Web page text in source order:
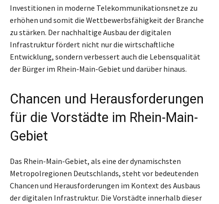
Investitionen in moderne Telekommunikationsnetze zu
erhöhen und somit die Wettbewerbsfähigkeit der Branche
zu stärken. Der nachhaltige Ausbau der digitalen
Infrastruktur fördert nicht nur die wirtschaftliche
Entwicklung, sondern verbessert auch die Lebensqualität
der Bürger im Rhein-Main-Gebiet und darüber hinaus.
Chancen und Herausforderungen
für die Vorstädte im Rhein-Main-
Gebiet
Das Rhein-Main-Gebiet, als eine der dynamischsten
Metropolregionen Deutschlands, steht vor bedeutenden
Chancen und Herausforderungen im Kontext des Ausbaus
der digitalen Infrastruktur. Die Vorstädte innerhalb dieser